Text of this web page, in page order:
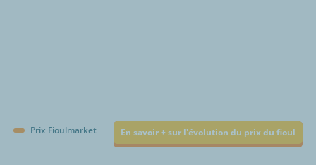
Prix Fioulmarket En savoir + sur l'évolution du prix du fioul